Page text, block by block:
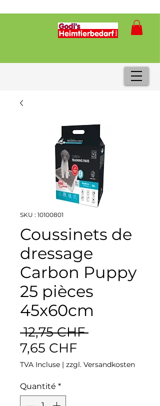
SKU : 10100801
Coussinets de
dressage
Carbon Puppy
25 pièces
45x60cm
12,75 CHF Prix
7,65 CHFPrix
promotionnel
TVA Incluse | zzgl. Versandkosten
Quantité *